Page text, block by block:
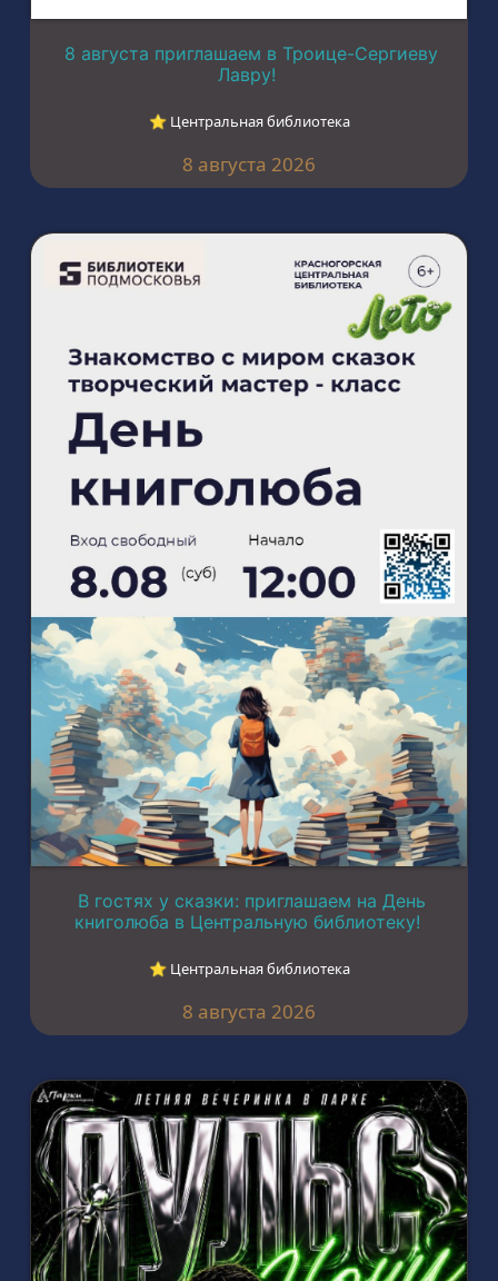
8 августа приглашаем в Троице-Сергиеву
Лавру!
⭐︎ Центральная библиотека
8 августа 2026
В гостях у сказки: приглашаем на День
книголюба в Центральную библиотеку!
⭐︎ Центральная библиотека
8 августа 2026